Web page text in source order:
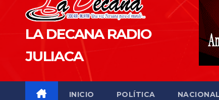
LA DECANA RADIO
JULIACA
INICIO POLÍTICA NACIONAL